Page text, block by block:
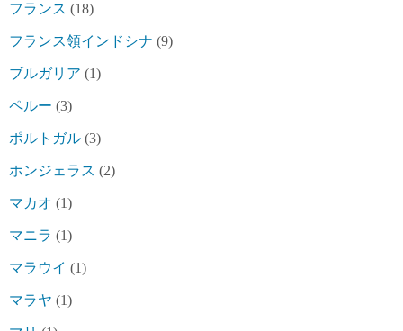
フランス (18)
フランス領インドシナ (9)
ブルガリア (1)
ペルー (3)
ポルトガル (3)
ホンジェラス (2)
マカオ (1)
マニラ (1)
マラウイ (1)
マラヤ (1)